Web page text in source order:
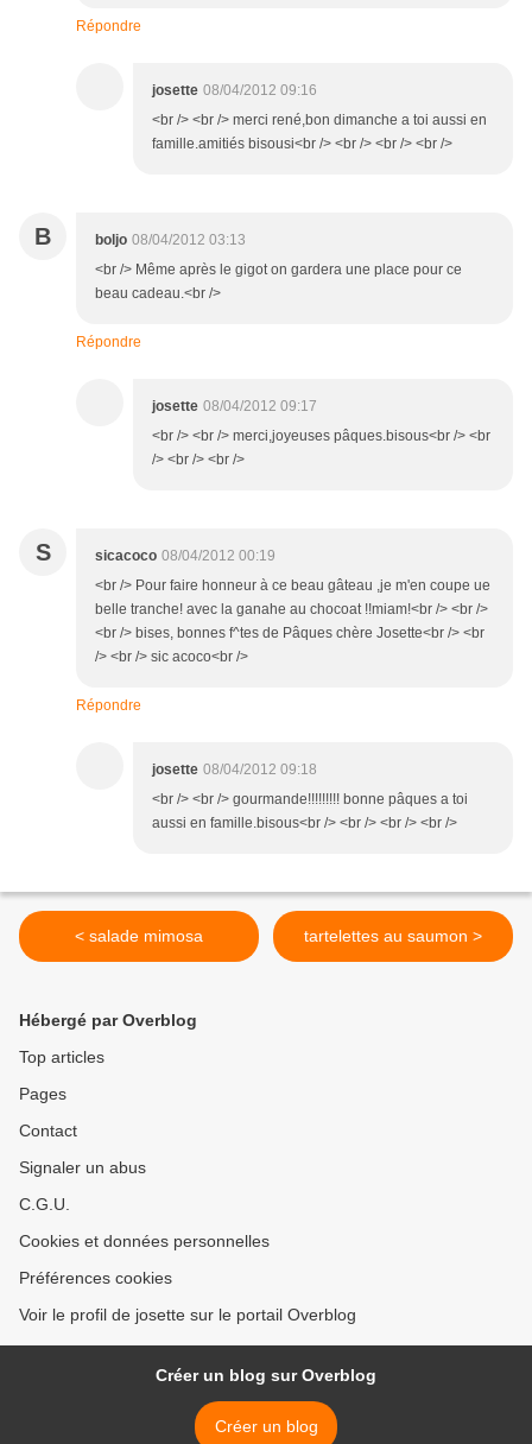
Répondre
josette 08/04/2012 09:16
<br /> <br /> merci rené,bon dimanche a toi aussi en
famille.amitiés bisousi<br /> <br /> <br /> <br />
B boljo 08/04/2012 03:13
<br /> Même après le gigot on gardera une place pour ce
beau cadeau.<br />
Répondre
josette 08/04/2012 09:17
<br /> <br /> merci,joyeuses pâques.bisous<br /> <br
/> <br /> <br />
S sicacoco 08/04/2012 00:19
<br /> Pour faire honneur à ce beau gâteau ,je m'en coupe ue
belle tranche! avec la ganahe au chocoat !!miam!<br /> <br />
<br /> bises, bonnes f^tes de Pâques chère Josette<br /> <br
/> <br /> sic acoco<br />
Répondre
josette 08/04/2012 09:18
<br /> <br /> gourmande!!!!!!!!! bonne pâques a toi
aussi en famille.bisous<br /> <br /> <br /> <br />
< salade mimosa tartelettes au saumon >
Hébergé par Overblog
Top articles
Pages
Contact
Signaler un abus
C.G.U.
Cookies et données personnelles
Préférences cookies
Voir le profil de josette sur le portail Overblog
Créer un blog sur Overblog
Créer un blog